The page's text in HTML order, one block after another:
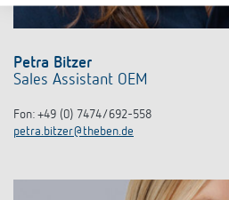
Petra Bitzer
Sales Assistant OEM
Fon: +49 (0) 7474/692-558
petra.bitzer@theben.de